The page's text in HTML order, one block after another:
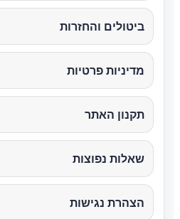
ביטולים והחזרות
מדיניות פרטיות
תקנון האתר
שאלות נפוצות
הצהרת נגישות